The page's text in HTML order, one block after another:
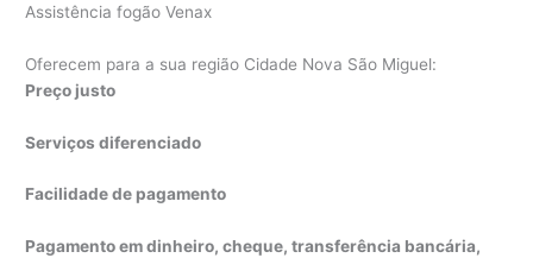
Assistência fogão Venax
Oferecem para a sua região Cidade Nova São Miguel:
Preço justo
Serviços diferenciado
Facilidade de pagamento
Pagamento em dinheiro, cheque, transferência bancária,